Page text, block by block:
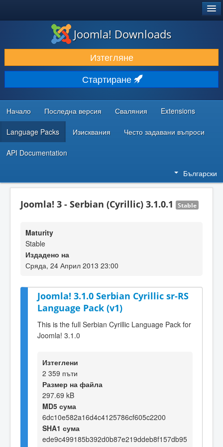
ИЗТЕГЛЯНЕ & РАЗШИРЯВАНЕ
ОТКРИВАЙТЕ & УЧЕТЕ
ОБЩНОСТ & ПОДДРЪЖКА
РЕСУРСИ ЗА РАЗРАБОТКА
Joomla! Downloads
Изтегляне
Стартиране
Начало Последна версия Сваляния Extensions
Language Packs Изисквания Често задавани въпроси
API Documentation
Български
Joomla! 3 - Serbian (Cyrillic) 3.1.0.1 Stable
Maturity
Stable
Издадено на
Сряда, 24 Април 2013 23:00
Joomla! 3.1.0 Serbian Cyrillic sr-RS
Language Pack (v1)
This is the full Serbian Cyrillic Language Pack for
Joomla! 3.1.0
Изтеглени
2 359 пъти
Размер на файла
297.69 kB
MD5 сума
6dc10e582a16d4c4125786cf605c2200
SHA1 сума
ede9c499185b392d0b87e219ddeb8f157db95